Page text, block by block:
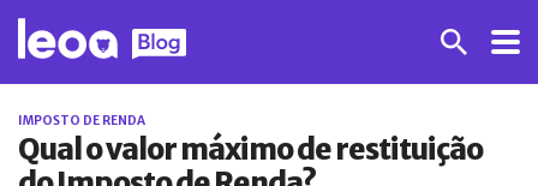
IMPOSTO DE RENDA
Qual o valor máximo de restituição